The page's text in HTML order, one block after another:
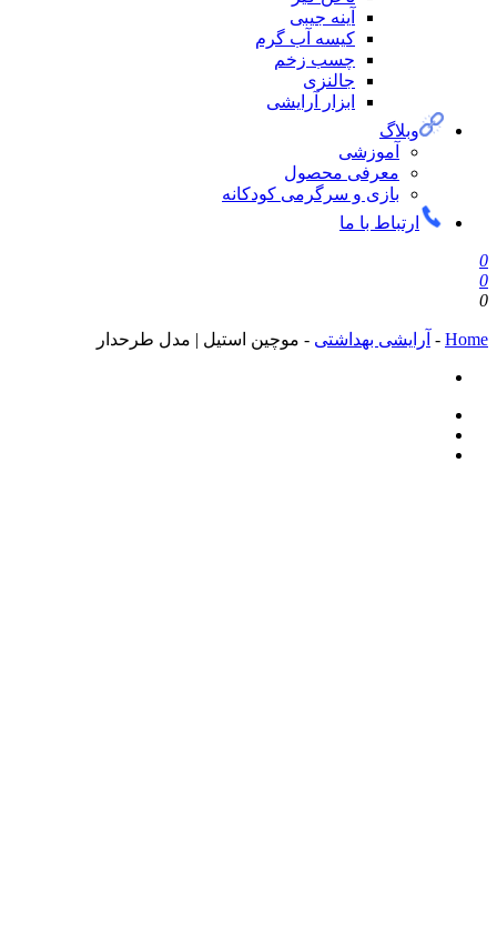
کیسه آب گرم
چسب زخم
ابزار آرایشی
معرفی محصول
بازی و سرگرمی کودکانه
با ما
بهداشتی-موچین استیل | مدل طرحدار